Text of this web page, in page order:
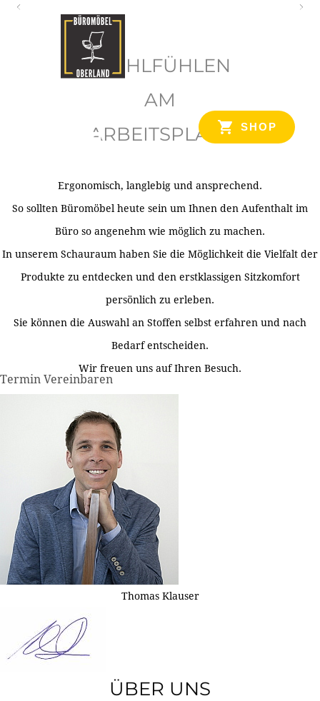
SHOP
WOHLFÜHLEN
AM
ARBEITSPLATZ
Ergonomisch, langlebig und ansprechend.
So sollten Büromöbel heute sein um Ihnen den Aufenthalt im
Büro so angenehm wie möglich zu machen.
In unserem Schauraum haben Sie die Möglichkeit die Vielfalt der
Produkte zu entdecken und den erstklassigen Sitzkomfort
persönlich zu erleben.
Sie können die Auswahl an Stoffen selbst erfahren und nach
Bedarf entscheiden.
Wir freuen uns auf Ihren Besuch.
Termin Vereinbaren
Thomas Klauser
ÜBER UNS